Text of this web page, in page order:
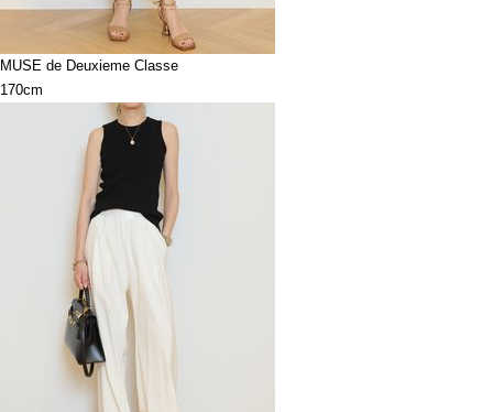
MUSE de Deuxieme Classe
170cm